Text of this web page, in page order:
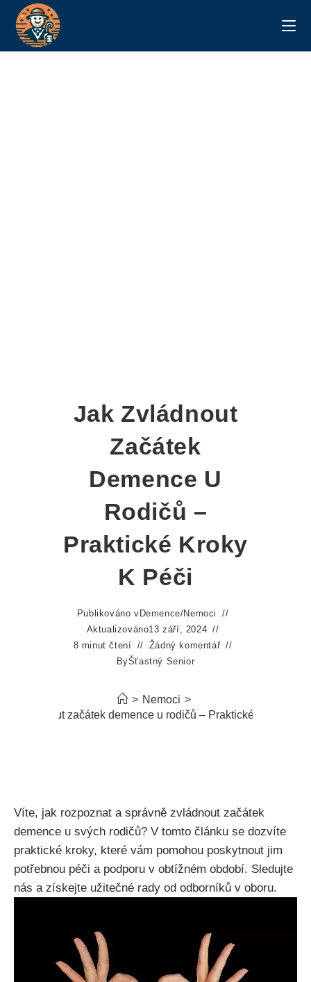
Jak Zvládnout
Začátek
Demence U
Rodičů –
Praktické Kroky
K Péči
Publikováno v Demence/Nemoci
Aktualizováno13 září, 2024
8 minut čtení
Žádný komentář
ByŠťastný Senior
> Nemoci >
zvládnout začátek demence u rodičů – Praktické kroky k
Víte, jak rozpoznat a správně zvládnout začátek
demence u svých rodičů? V tomto článku se dozvíte
praktické kroky, které vám pomohou poskytnout jim
potřebnou péči a podporu v obtížném období. Sledujte
nás a získejte užitečné rady od odborníků v oboru.